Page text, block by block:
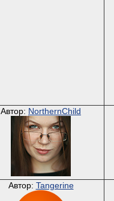
Автор: NorthernChild
Автор: Tangerine